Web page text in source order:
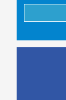
rischio di
ossee la
palliativo